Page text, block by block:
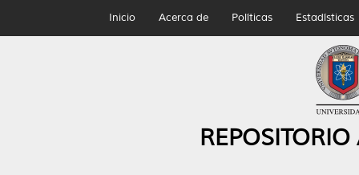
Inicio Acerca de Políticas Estadísticas